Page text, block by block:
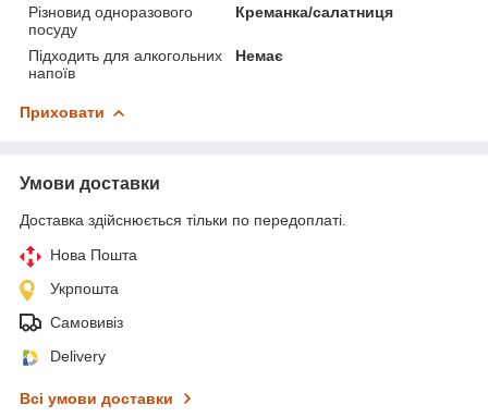
Різновид одноразового
посуду
Креманка/салатниця
Підходить для алкогольних
напоїв
Немає
Приховати
Умови доставки
Доставка здійснюється тільки по передоплаті.
Нова Пошта
Укрпошта
Самовивіз
Delivery
Всі умови доставки